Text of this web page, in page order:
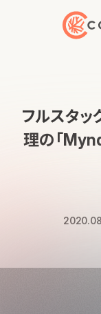
トップ
フルスタッ
理の「